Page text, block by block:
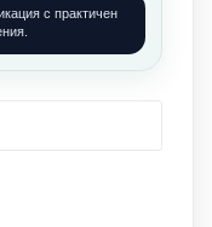
с практичен